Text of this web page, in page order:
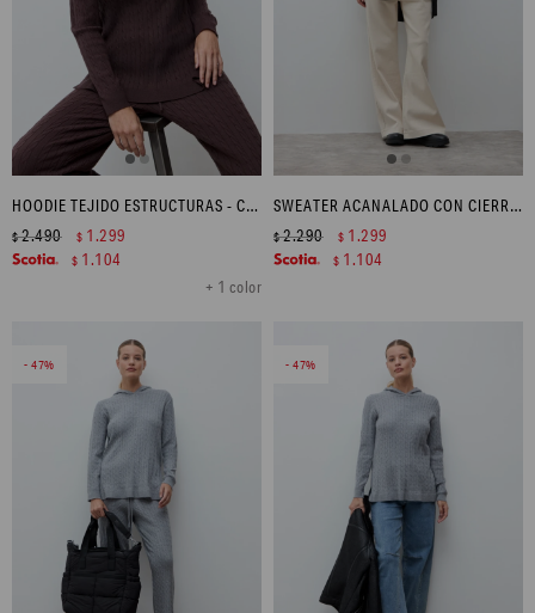
HOODIE TEJIDO ESTRUCTURAS - CHOCOLATE
+ 1 color
$2.490 $ 1.299
$ 1.104
SWEATER ACANALADO CON CIERRE - NEGRO
$2.290 $ 1.299
$ 1.104
47 47